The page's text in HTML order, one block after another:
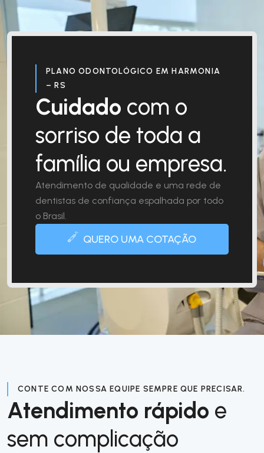
PLANO ODONTOLÓGICO EM HARMONIA
– RS
Cuidado com o
sorriso de toda a
família ou empresa.
Atendimento de qualidade e uma rede de
dentistas de confiança espalhada por todo
o Brasil.
QUERO UMA COTAÇÃO
CONTE COM NOSSA EQUIPE SEMPRE QUE PRECISAR.
Atendimento rápido e
sem complicação